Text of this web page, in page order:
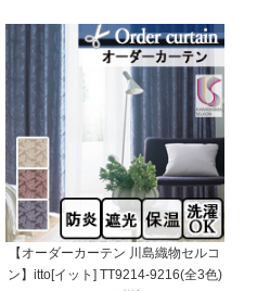
【オーダーカーテン 川島織物セルコ
ン】itto[イット] TT9214-9216(全3色)